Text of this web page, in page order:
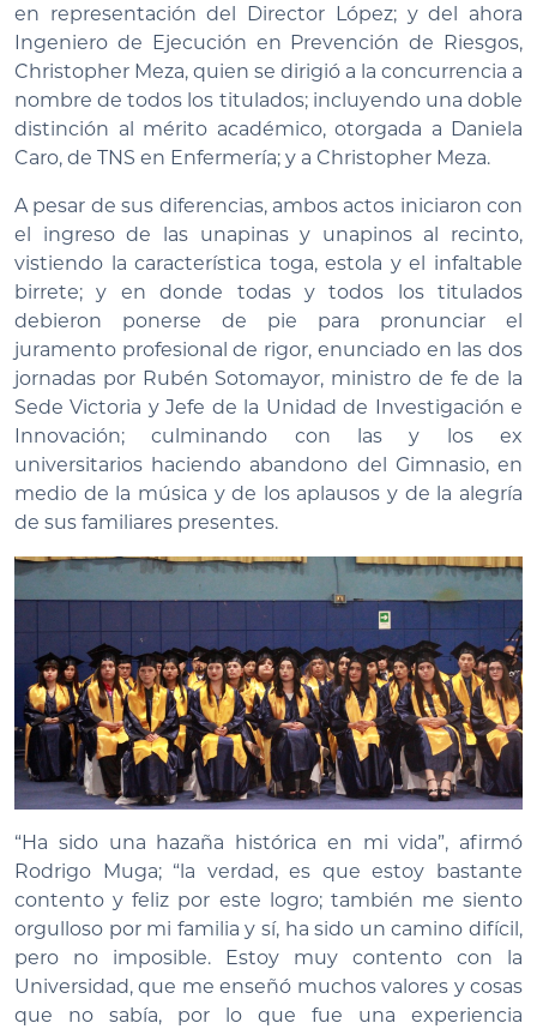
en representación del Director López; y del ahora
Ingeniero de Ejecución en Prevención de Riesgos,
Christopher Meza, quien se dirigió a la concurrencia a
nombre de todos los titulados; incluyendo una doble
distinción al mérito académico, otorgada a Daniela
Caro, de TNS en Enfermería; y a Christopher Meza.
A pesar de sus diferencias, ambos actos iniciaron con
el ingreso de las unapinas y unapinos al recinto,
vistiendo la característica toga, estola y el infaltable
birrete; y en donde todas y todos los titulados
debieron ponerse de pie para pronunciar el
juramento profesional de rigor, enunciado en las dos
jornadas por Rubén Sotomayor, ministro de fe de la
Sede Victoria y Jefe de la Unidad de Investigación e
Innovación; culminando con las y los ex
universitarios haciendo abandono del Gimnasio, en
medio de la música y de los aplausos y de la alegría
de sus familiares presentes.
“Ha sido una hazaña histórica en mi vida”, afirmó
Rodrigo Muga; “la verdad, es que estoy bastante
contento y feliz por este logro; también me siento
orgulloso por mi familia y sí, ha sido un camino difícil,
pero no imposible. Estoy muy contento con la
Universidad, que me enseñó muchos valores y cosas
que no sabía, por lo que fue una experiencia